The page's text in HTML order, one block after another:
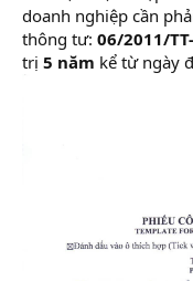
doanh nghiệp cần
thông tư: 06/2011/
trị 5 năm kể từ ngày